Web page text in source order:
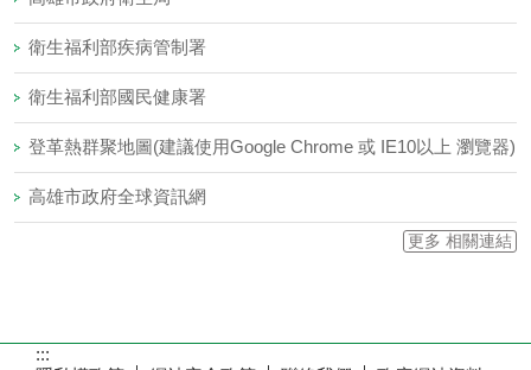
衛生福利部疾病管制署
衛生福利部國民健康署
登革熱群聚地圖(建議使用Google Chrome 或 IE10以上 瀏覽器)
高雄市政府全球資訊網
更多 相關連結
:::